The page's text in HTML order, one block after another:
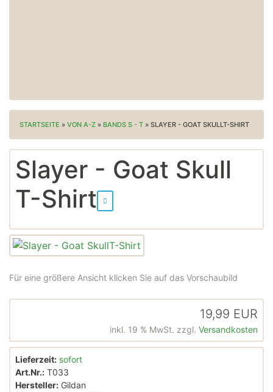
STARTSEITE » VON A-Z » BANDS S - T » SLAYER - GOAT SKULLT-SHIRT
Slayer - Goat Skull
T-Shirt
Für eine größere Ansicht klicken Sie auf das Vorschaubild
19,99 EUR
inkl. 19 % MwSt. zzgl. Versandkosten
Lieferzeit: sofort
Art.Nr.: T033
Hersteller: Gildan